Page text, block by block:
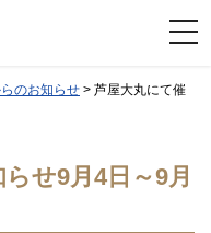
のお知らせ > 芦屋大丸にて催
せ9月4日～9月